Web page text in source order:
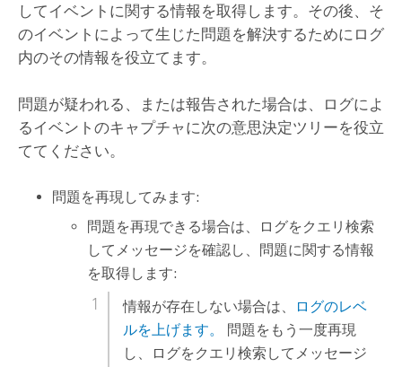
してイベントに関する情報を取得します。その後、そ
のイベントによって生じた問題を解決するためにログ
内のその情報を役立てます。
問題が疑われる、または報告された場合は、ログによ
るイベントのキャプチャに次の意思決定ツリーを役立
ててください。
問題を再現してみます:
問題を再現できる場合は、ログをクエリ検索
してメッセージを確認し、問題に関する情報
を取得します:
情報が存在しない場合は、
ログのレベ
ルを上げます。
問題をもう一度再現
し、ログをクエリ検索してメッセージ